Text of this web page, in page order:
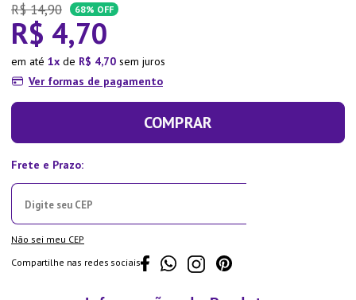
R$ 14,90 68% OFF
R$ 4,70
em até 1 de R$ 4,70 sem juros
Ver formas de pagamento
COMPRAR
Não sei meu CEP
Compartilhe nas redes sociais